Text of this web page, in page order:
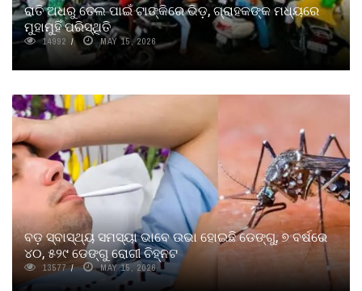
ରାତି ଅଧରୁ ତେଲ ପାଇଁ ଟାଙ୍କିରେ ଭିଡ଼, ଗ୍ରାହକଙ୍କ ମଧ୍ୟରେ
ମୁହାମୁହିଁ ପରିସ୍ଥିତି
14992 MAY 15, 2026
ବଡ଼ ସ୍ବାସ୍ଥ୍ୟ ସମସ୍ୟା ଭାବେ ଉଭା ହୋଇଛି ଡେଙ୍ଗୁ, ୭ ବର୍ଷରେ
୪୦, ୫୨୯ ଡେଙ୍ଗୁ ରୋଗୀ ଚିହ୍ନଟ
13577 MAY 15, 2026